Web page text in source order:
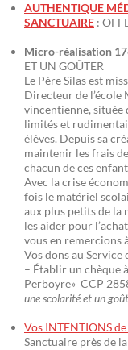
AUTHENTIQUE
SANCTUAIRE :
Micro-réalisation
ET UN GOÛTER
Le Père Silas est
Directeur de
vincentienne, située
limités et
élèves. Depuis sa
maintenir les frais
chacun de ces
Avec la crise
fois le matériel
aux plus petits de la
les aider pour
vous en remercions
Vos dons au Service
– Établir un chèque
Perboyre» CCP
une scolarité et un
Vos INTENTIONS
Sanctuaire près de